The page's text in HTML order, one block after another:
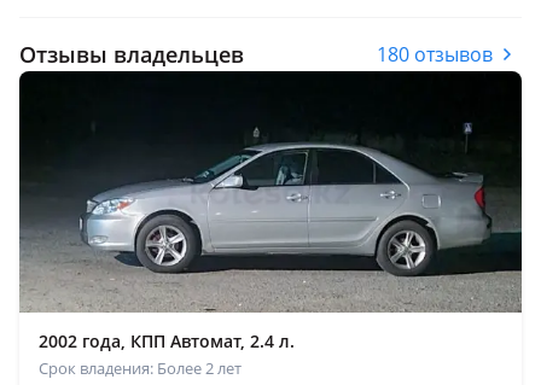
Отзывы владельцев 180 отзывов
2002 года, КПП Автомат, 2.4 л.
Срок владения: Более 2 лет